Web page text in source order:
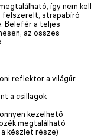
így nem kell
felszerelt, strapabíró
Belefér a teljes
az összes
reflektor a világűr
a csillagok
kezelhető
megtalálható
készlet része)